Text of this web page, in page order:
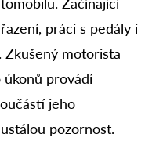
Začínající
práci s pedály i
Zkušený motorista
provádí
jeho
pozornost.